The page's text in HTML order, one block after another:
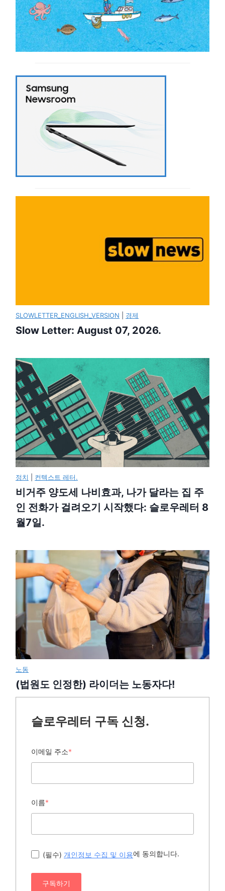
SLOWLETTER_ENGLISH_VERSION 경제
Slow Letter: August 07, 2026.
정치 컨텍스트 레터.
비거주 양도세 나비효과, 나가 달라는 집 주
인 전화가 걸려오기 시작했다: 슬로우레터 8
월7일.
노동
(법원도 인정한) 라이더는 노동자다!
슬로우레터 구독 신청.
이메일 주소*
이름*
(필수) 개인정보 수집 및 이용에 동의합니다.
구독하기